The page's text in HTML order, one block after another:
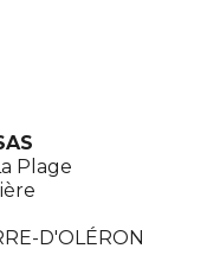
Plage
D'OLÉRON